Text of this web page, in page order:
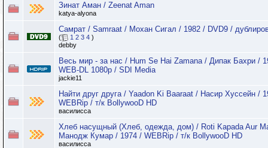
Зинат Аман / Zeenat Aman
katya-alyona
Самрат / Samraat / Мохан Сигал / 1982 / DVD9 /
( 1 2 3 4 )
debby
Весь мир - за нас / Hum Se Hai Zamana / Дипак Бахри /
WEB-DL 1080p / SDI Media
jackie11
Найти друг друга / Yaadon Ki Baaraat / Насир Хуссейн /
WEBRip / т/к BollywooD HD
василисса
Хлеб насущный (Хлеб, одежда, дом) / Roti Kapada Aur
Манодж Кумар / 1974 / WEBRip / т/к BollywooD HD
василисса